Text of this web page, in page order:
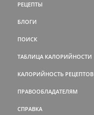
РЕЦЕПТЫ
БЛОГИ
ПОИСК
ТАБЛИЦА КАЛОРИЙНОСТИ
КАЛОРИЙНОСТЬ РЕЦЕПТОВ
ПРАВООБЛАДАТЕЛЯМ
СПРАВКА